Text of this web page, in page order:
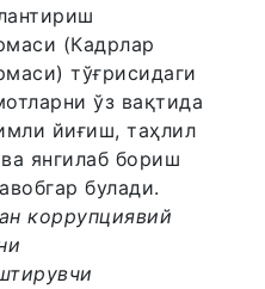
(Кадрлар
тўғрисидаги
ўз вақтида
йиғиш, таҳлил
янгилаб бориш
булади.
коррупциявий